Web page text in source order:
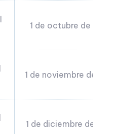
1 de octubre de 2023
1 de noviembre de
1 de diciembre de